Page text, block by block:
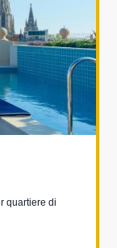
quartiere di